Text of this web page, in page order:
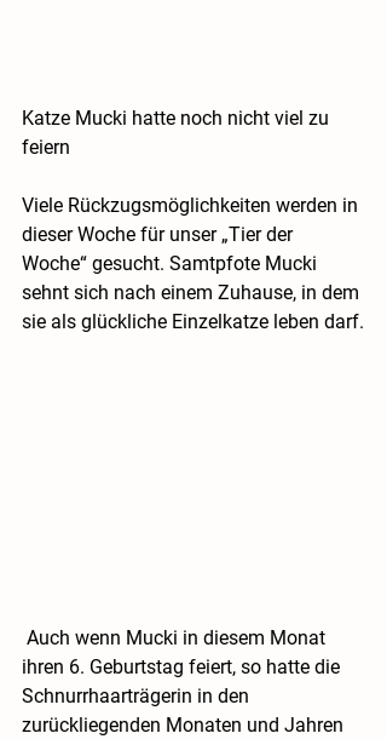
Katze Mucki hatte noch nicht viel zu
feiern
Viele Rückzugsmöglichkeiten werden in
dieser Woche für unser „Tier der
Woche“ gesucht. Samtpfote Mucki
sehnt sich nach einem Zuhause, in dem
sie als glückliche Einzelkatze leben darf.
ihren 6. Geburtstag feiert, so hatte die
Schnurrhaarträgerin in den
zurückliegenden Monaten und Jahren